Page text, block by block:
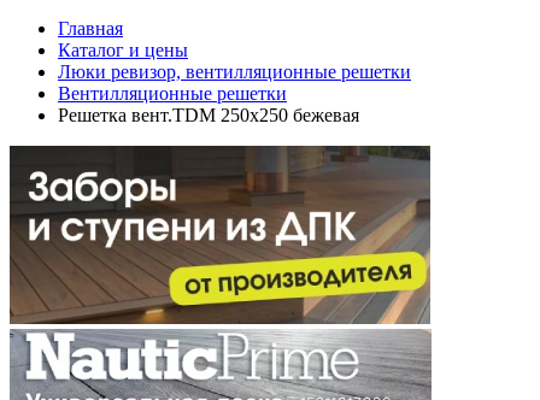
Главная
Каталог и цены
Люки ревизор, вентилляционные решетки
Вентилляционные решетки
Решетка вент.TDM 250х250 бежевая